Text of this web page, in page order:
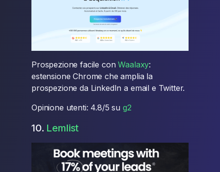
Prospezione facile conWaalaxy:
estensione Chrome che amplia la
prospezione da LinkedIn a email e Twitter.
Opinione utenti: 4.8/5 su g2
10. Lemlist